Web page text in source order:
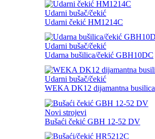
Udarni bušač/čekić
Udarni čekić HM1214C
Udarni bušač/čekić
Udarna bušilica/čekić GBH10DC
Udarni bušač/čekić
WEKA DK12 dijamantna busilica
Novi strojevi
Bušaći čekić GBH 12-52 DV